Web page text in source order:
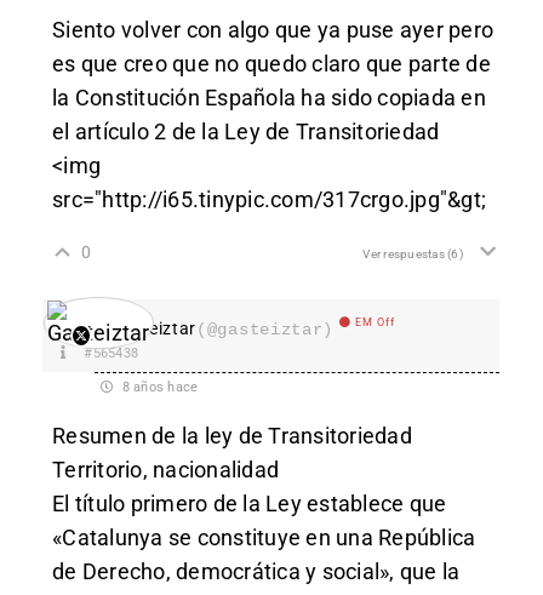
Siento volver con algo que ya puse ayer pero
es que creo que no quedo claro que parte de
la Constitución Española ha sido copiada en
el artículo 2 de la Ley de Transitoriedad
<img
src="http://i65.tinypic.com/317crgo.jpg"&gt;
0 Ver respuestas(6)
Gasteiztar(@gasteiztar) EM Off
#565438
8 años hace
Resumen de la ley de Transitoriedad
Territorio, nacionalidad
El título primero de la Ley establece que
«Catalunya se constituye en una República
de Derecho, democrática y social», que la